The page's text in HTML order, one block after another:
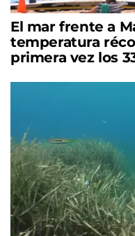
El mar frente a
temperatura
primera vez los